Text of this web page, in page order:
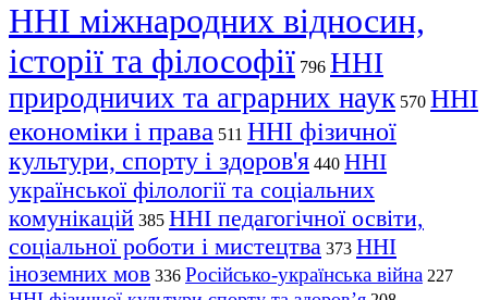
ННІ міжнародних відносин,
історії та філософії 796 ННІ
природничих та аграрних наук 570 ННІ
економіки і права 511 ННІ фізичної
культури, спорту і здоров'я 440 ННІ
української філології та соціальних
комунікацій 385 ННІ педагогічної освіти,
соціальної роботи і мистецтва 373 ННІ
іноземних мов 336 Російсько-українська війна 227